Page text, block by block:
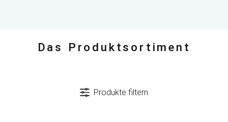
Das Produktsortiment
Produkte filtern